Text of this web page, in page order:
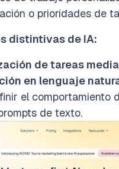
o prioridades de
distintivas de IA:
de tareas
en lenguaje
el comportamiento
de texto.